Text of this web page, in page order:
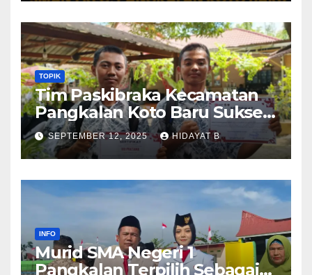
TOPIK
Tim Paskibraka Kecamatan
Pangkalan Koto Baru Sukses
Laksanakan Tugas pada
Upacara 17 Agustus 2025
SEPTEMBER 12, 2025 HIDAYAT B
INFO
Murid SMA Negeri 1
Pangkalan Terpilih Sebagai